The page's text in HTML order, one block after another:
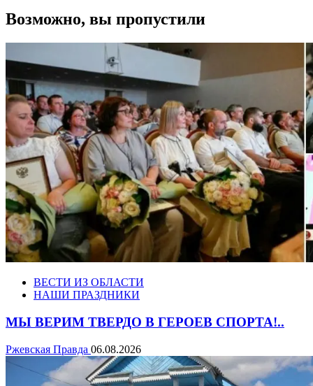
Возможно, вы пропустили
ВЕСТИ ИЗ ОБЛАСТИ
НАШИ ПРАЗДНИКИ
МЫ ВЕРИМ ТВЕРДО В ГЕРОЕВ СПОРТА!..
Ржевская Правда 06.08.2026